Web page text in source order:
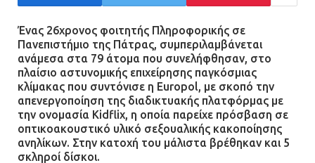
Ένας 26χρονος φοιτητής Πληροφορικής σε
Πανεπιστήμιο της Πάτρας, συμπεριλαμβάνεται
ανάμεσα στα 79 άτομα που συνελήφθησαν, στο
πλαίσιο αστυνομικής επιχείρησης παγκόσμιας
κλίμακας που συντόνισε η Europol, με σκοπό την
απενεργοποίηση της διαδικτυακής πλατφόρμας με
την ονομασία Kidflix, η οποία παρείχε πρόσβαση σε
οπτικοακουστικό υλικό σεξουαλικής κακοποίησης
ανηλίκων. Στην κατοχή του μάλιστα βρέθηκαν και 5
σκληροί δίσκοι.